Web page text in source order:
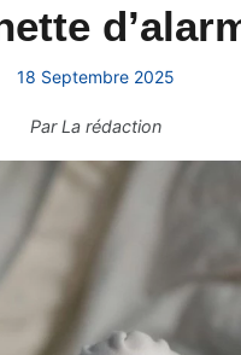
18 Septembre 2025
ParLa rédaction